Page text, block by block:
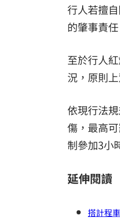
行人若擅
的肇事責任
至於行人
況，原則
依現行法
傷，最高
制參加3小
延伸閱讀
搭計程